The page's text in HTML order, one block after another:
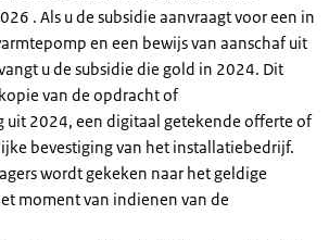
. Als u de subsidie aanvraagt voor een in
en een bewijs van aanschaf uit
u de subsidie die gold in 2024. Dit
van de opdracht of
uit 2024, een digitaal getekende offerte of
bevestiging van het installatiebedrijf.
wordt gekeken naar het geldige
moment van indienen van de